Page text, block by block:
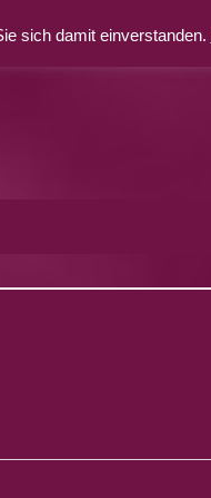
sich damit einverstanden.